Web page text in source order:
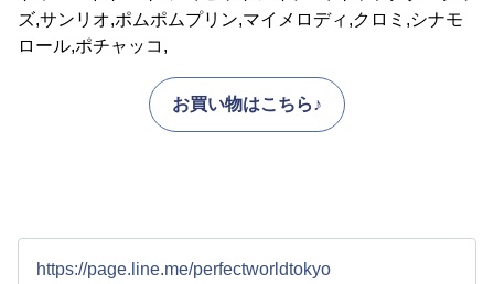
ズ,サンリオ,ポムポムプリン,マイメロディ,クロミ,シナモ
ロール,ポチャッコ,
お買い物はこちら♪
https://page.line.me/perfectworldtokyo